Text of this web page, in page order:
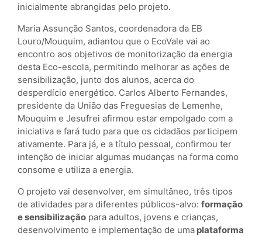
inicialmente abrangidas pelo projeto.
Maria Assunção Santos, coordenadora da EB
Louro/Mouquim, adiantou que o EcoVale vai ao
encontro aos objetivos de monitorização da energia
desta Eco-escola, permitindo melhorar as ações de
sensibilização, junto dos alunos, acerca do
desperdício energético. Carlos Alberto Fernandes,
presidente da União das Freguesias de Lemenhe,
Mouquim e Jesufrei afirmou estar empolgado com a
iniciativa e fará tudo para que os cidadãos participem
ativamente. Para já, e a título pessoal, confirmou ter
intenção de iniciar algumas mudanças na forma como
consome e utiliza a energia.
O projeto vai desenvolver, em simultâneo, três tipos
de atividades para diferentes públicos-alvo: formação
e sensibilização para adultos, jovens e crianças,
desenvolvimento e implementação de uma plataforma